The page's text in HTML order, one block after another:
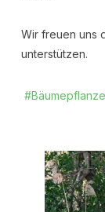
Wir freuen uns
unterstützen.